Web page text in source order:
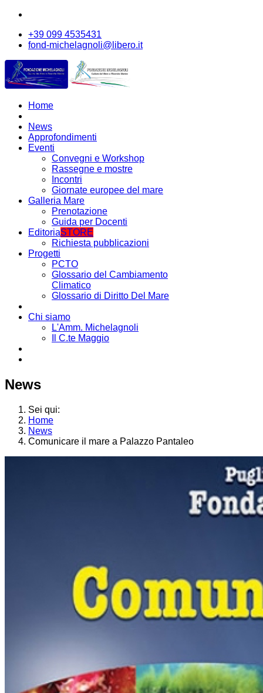
+39 099 4535431
fond-michelagnoli@libero.it
Home
News
Approfondimenti
Eventi
Convegni e Workshop
Rassegne e mostre
Incontri
Giornate europee del mare
Galleria Mare
Prenotazione
Guida per Docenti
EditoriaSTORE
Richiesta pubblicazioni
Progetti
PCTO
Glossario del Cambiamento
Climatico
Glossario di Diritto Del Mare
Chi siamo
L'Amm. Michelagnoli
Il C.te Maggio
News
Sei qui:
Home
News
Comunicare il mare a Palazzo Pantaleo